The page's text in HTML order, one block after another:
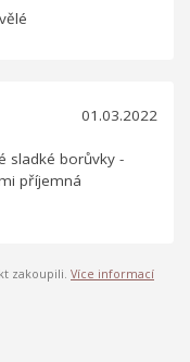
01.03.2022
sladké borůvky -
příjemná
zakoupili. Více informací